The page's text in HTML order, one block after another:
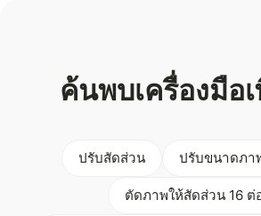
ค้นพบเครื่องมือ
ปรับสัดส่วน ปรับขนาดภา
ตัดภาพให้สัดส่วน 16 ต่